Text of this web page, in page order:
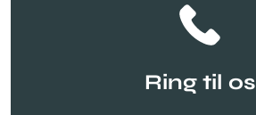
Ring til os